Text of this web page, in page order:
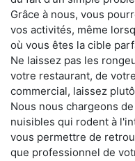
Grâce à nous, vous
vos activités, même
où vous êtes la cible
Ne laissez pas les
votre restaurant, de
commercial, laissez
Nous nous chargeons
nuisibles qui rodent à
vous permettre de
que professionnel de